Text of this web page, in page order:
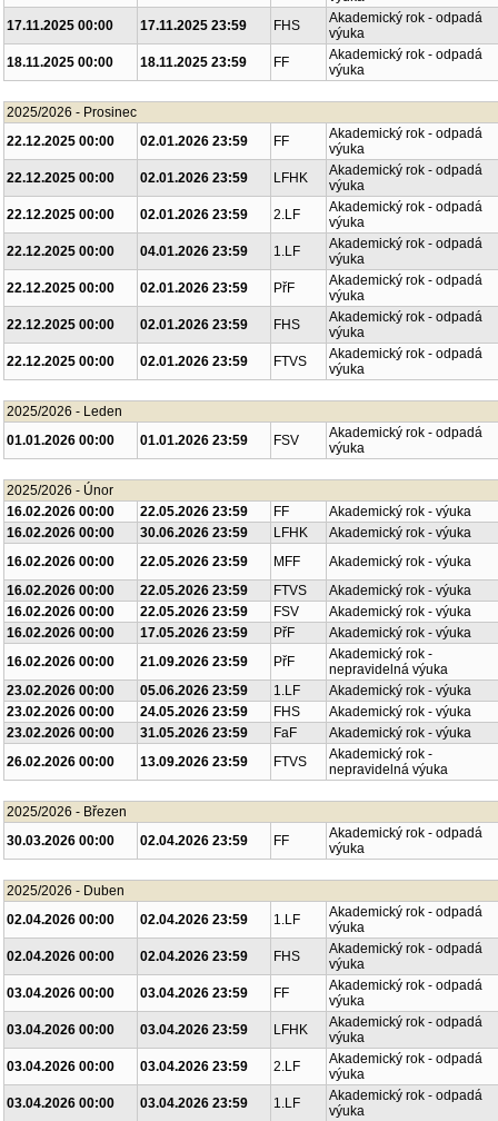
17.11.2025 00:00
17.11.2025 23:59 FHS
Akademický rok - odpadá
výuka
18.11.2025 00:00
18.11.2025 23:59 FF
Akademický rok - odpadá
výuka
2025/2026 - Prosinec
22.12.2025 00:00
02.01.2026 23:59 FF
Akademický rok - odpadá
výuka
22.12.2025 00:00
02.01.2026 23:59 LFHK
Akademický rok - odpadá
výuka
22.12.2025 00:00
02.01.2026 23:59 2.LF
Akademický rok - odpadá
výuka
22.12.2025 00:00
04.01.2026 23:59 1.LF
Akademický rok - odpadá
výuka
22.12.2025 00:00
02.01.2026 23:59 PřF
Akademický rok - odpadá
výuka
22.12.2025 00:00
02.01.2026 23:59 FHS
Akademický rok - odpadá
výuka
22.12.2025 00:00
02.01.2026 23:59 FTVS
Akademický rok - odpadá
výuka
2025/2026 - Leden
01.01.2026 00:00
01.01.2026 23:59 FSV
Akademický rok - odpadá
výuka
2025/2026 - Únor
16.02.2026 00:00
22.05.2026 23:59 FF
Akademický rok - výuka
16.02.2026 00:00
30.06.2026 23:59 LFHK
Akademický rok - výuka
16.02.2026 00:00
22.05.2026 23:59 MFF
Akademický rok - výuka
16.02.2026 00:00
22.05.2026 23:59 FTVS
Akademický rok - výuka
16.02.2026 00:00
22.05.2026 23:59 FSV
Akademický rok - výuka
16.02.2026 00:00
17.05.2026 23:59 PřF
Akademický rok - výuka
16.02.2026 00:00
21.09.2026 23:59 PřF
Akademický rok -
nepravidelná výuka
23.02.2026 00:00
05.06.2026 23:59 1.LF
Akademický rok - výuka
23.02.2026 00:00
24.05.2026 23:59 FHS
Akademický rok - výuka
23.02.2026 00:00
31.05.2026 23:59 FaF
Akademický rok - výuka
26.02.2026 00:00
13.09.2026 23:59 FTVS
Akademický rok -
nepravidelná výuka
2025/2026 - Březen
30.03.2026 00:00
02.04.2026 23:59 FF
Akademický rok - odpadá
výuka
2025/2026 - Duben
02.04.2026 00:00
02.04.2026 23:59 1.LF
Akademický rok - odpadá
výuka
02.04.2026 00:00
02.04.2026 23:59 FHS
Akademický rok - odpadá
výuka
03.04.2026 00:00
03.04.2026 23:59 FF
Akademický rok - odpadá
výuka
03.04.2026 00:00
03.04.2026 23:59 LFHK
Akademický rok - odpadá
výuka
03.04.2026 00:00
03.04.2026 23:59 2.LF
Akademický rok - odpadá
výuka
03.04.2026 00:00
03.04.2026 23:59 1.LF
Akademický rok - odpadá
výuka